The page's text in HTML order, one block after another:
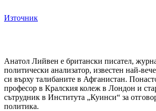
Източник
Анатол Лийвен е британски писател,
политически анализатор, известен най-
си върху талибаните в Афганистан.
професор в Кралския колеж в Лондон и
сътрудник в Института „Куинси“ за
политика.